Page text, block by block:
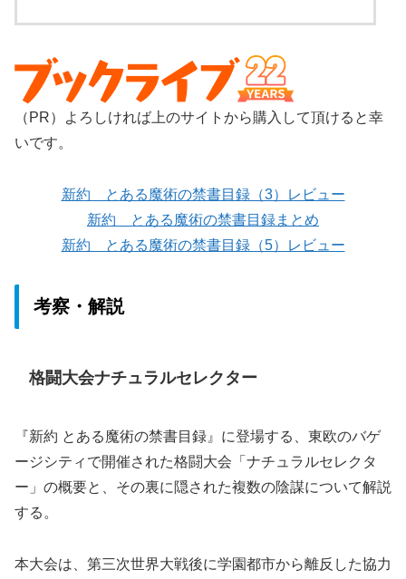
（PR）よろしければ上のサイトから購入して頂けると幸
いです。
新約 とある魔術の禁書目録（3）レビュー
新約 とある魔術の禁書目録まとめ
新約 とある魔術の禁書目録（5）レビュー
考察・解説
格闘大会ナチュラルセレクター
『新約 とある魔術の禁書目録』に登場する、東欧のバゲ
ージシティで開催された格闘大会「ナチュラルセレクタ
ー」の概要と、その裏に隠された複数の陰謀について解説
する。
本大会は、第三次世界大戦後に学園都市から離反した協力